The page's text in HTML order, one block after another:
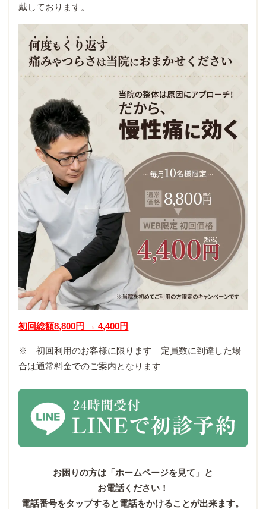
戴しております。
初回総額8,800円 → 4,400円
※ 初回利用のお客様に限ります 定員数に到達した場
合は通常料金でのご案内となります
お困りの方は「ホームページを見て」と
お電話ください！
電話番号をタップすると電話をかけることが出来ます。